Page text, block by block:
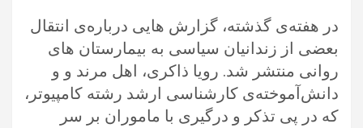
در هفته‌ی گذشته، گزارش هایی درباره‌ی انتقال
بعضی از زندانیان سیاسی به بیمارستان های
روانی منتشر شد. رویا ذاکری، اهل مرند و و
‏دانش‌آموخته‌ی کارشناسی ارشد رشته کامپیوتر،
که در پی تذکر و درگیری با ماموران بر سر